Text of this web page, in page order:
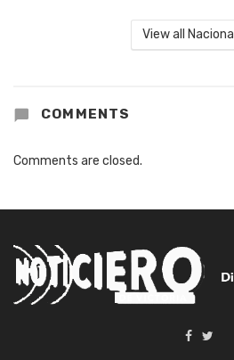
View all Nacional
COMMENTS
Comments are closed.